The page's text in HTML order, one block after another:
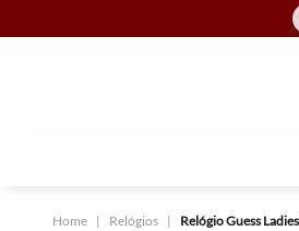
Relógios Relógio Guess